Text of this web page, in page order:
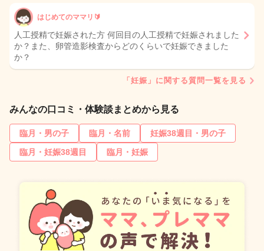
はじめてのママリ🔰
人工授精で妊娠された方 何回目の人工授精で妊娠されました
か？また、卵管造影検査からどのくらいで妊娠できました
か？
「妊娠」に関する質問一覧を見る
みんなの口コミ・体験談まとめから見る
臨月・男の子 臨月・名前
妊娠38週目・男の子
臨月・妊娠38週目
臨月・妊娠